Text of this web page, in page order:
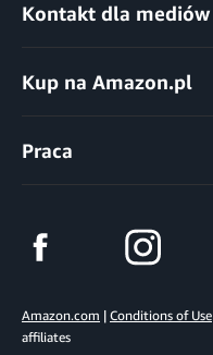
Kontakt dla mediów
Kup na Amazon.pl
Praca
Amazon.com | Conditions of Use
affiliates